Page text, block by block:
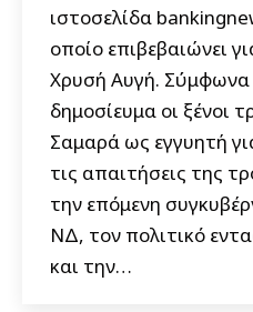
ιστοσελίδα
οποίο επιβεβαιώνει
Χρυσή Αυγή. Σύμφωνα
δημοσίευμα οι ξένοι
Σαμαρά ως εγγυητή
τις απαιτήσεις της
την επόμενη
ΝΔ, τον πολιτικό
και την…